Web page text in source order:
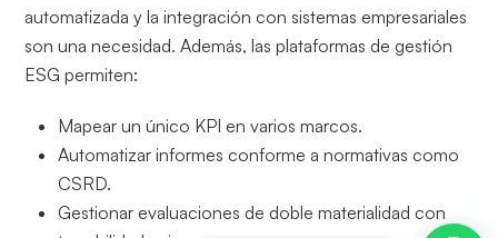
automatizada y la integración con sistemas empresariales
son una necesidad. Además, las plataformas de gestión
ESG permiten:
Mapear un único KPI en varios marcos.
Automatizar informes conforme a normativas como
CSRD.
Gestionar evaluaciones de doble materialidad con